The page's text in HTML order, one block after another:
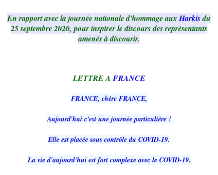
En rapport avec la journée nationale d'hommage auxHarkisdu
25 septembre 2020, pour inspirer le discours des représentants
amenés à discourir.
LETTRE AFRANCE
FRANCE, chère FRANCE,
Aujourd'hui c'est une journée particulière !
Elle est placée sous contrôle du COVID-19.
La vie d'aujourd'hui est fort complexe avec le COVID-19.